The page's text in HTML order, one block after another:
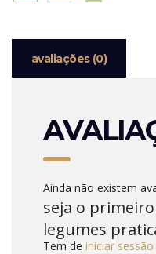
avaliações (0)
Ainda não existem
seja o
legumes
Tem de iniciar sessão